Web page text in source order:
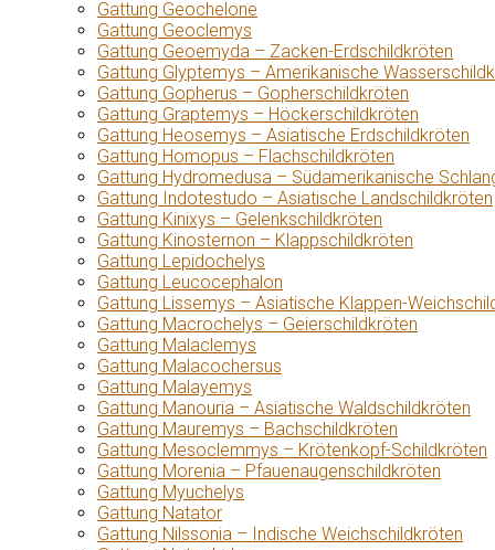
Gattung Geochelone
Gattung Geoclemys
Gattung Geoemyda – Zacken-Erdschildkröten
Gattung Glyptemys – Amerikanische
Gattung Gopherus – Gopherschildkröten
Gattung Graptemys – Höckerschildkröten
Gattung Heosemys – Asiatische Erdschildkröten
Gattung Homopus – Flachschildkröten
Gattung Hydromedusa – Südamerikanische
Gattung Indotestudo – Asiatische Landschildkröten
Gattung Kinixys – Gelenkschildkröten
Gattung Kinosternon – Klappschildkröten
Gattung Lepidochelys
Gattung Leucocephalon
Gattung Lissemys – Asiatische Klappen-
Gattung Macrochelys – Geierschildkröten
Gattung Malaclemys
Gattung Malacochersus
Gattung Malayemys
Gattung Manouria – Asiatische Waldschildkröten
Gattung Mauremys – Bachschildkröten
Gattung Mesoclemmys – Krötenkopf-Schildkröten
Gattung Morenia – Pfauenaugenschildkröten
Gattung Myuchelys
Gattung Natator
Gattung Nilssonia – Indische Weichschildkröten